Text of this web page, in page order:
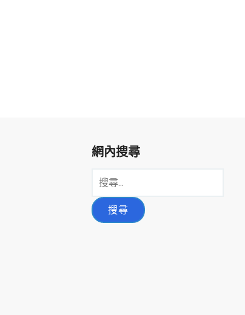
網內搜尋
搜
關
鍵